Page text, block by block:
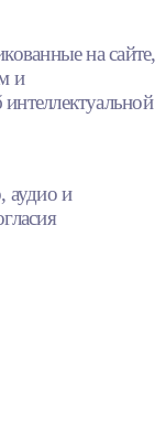
на сайте,
и
аудио и